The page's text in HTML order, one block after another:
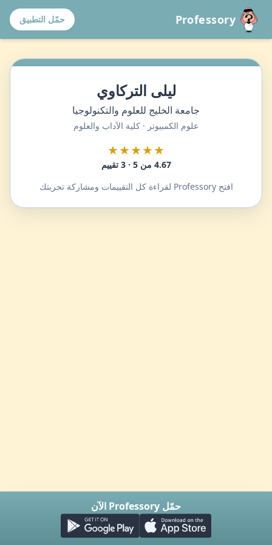
Professory حمّل التطبيق
ليلى التركاوي
جامعة الخليج للعلوم والتكنولوجيا
علوم الكمبيوتر · كلية الآداب والعلوم
★★★★★
4.67 من 5 · 3 تقييم
افتح Professory لقراءة كل التقييمات ومشاركة تجربتك
حمّل Professory الآن